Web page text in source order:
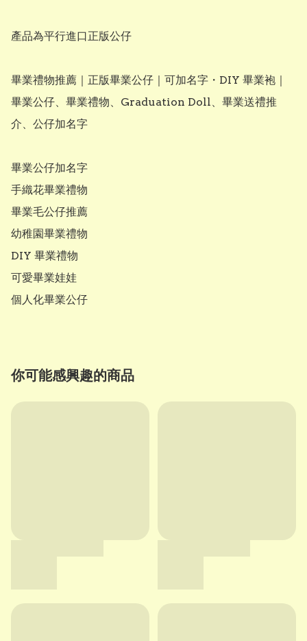
產品為平行進口正版公仔
畢業禮物推薦｜正版畢業公仔｜可加名字・DIY 畢業袍｜
畢業公仔、畢業禮物、Graduation Doll、畢業送禮推
介、公仔加名字
畢業公仔加名字
手織花畢業禮物
畢業毛公仔推薦
幼稚園畢業禮物
DIY 畢業禮物
可愛畢業娃娃
你可能感興趣的商品